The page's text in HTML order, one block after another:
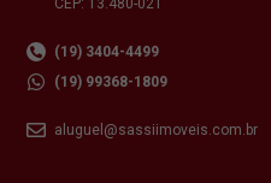
(19) 3404-4499
(19) 99368-1809
aluguel@sassiimoveis.com.br